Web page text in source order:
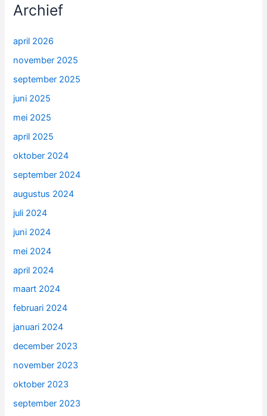
Archief
april 2026
november 2025
september 2025
juni 2025
mei 2025
april 2025
oktober 2024
september 2024
augustus 2024
juli 2024
juni 2024
mei 2024
april 2024
maart 2024
februari 2024
januari 2024
december 2023
november 2023
oktober 2023
september 2023